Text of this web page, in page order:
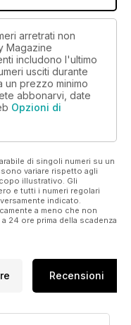
arretrati non
Magazine
includono l'ultimo
usciti durante
prezzo minimo
abbonarvi, date
Opzioni di
di singoli numeri su un
variare rispetto agli
illustrativo. Gli
e tutti i numeri regolari
indicato.
a meno che non
24 ore prima della scadenza
Recensioni